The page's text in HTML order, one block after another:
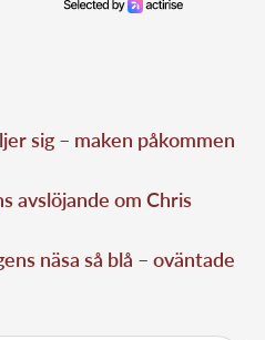
sig – maken påkommen
avslöjande om Chris
näsa så blå – oväntade